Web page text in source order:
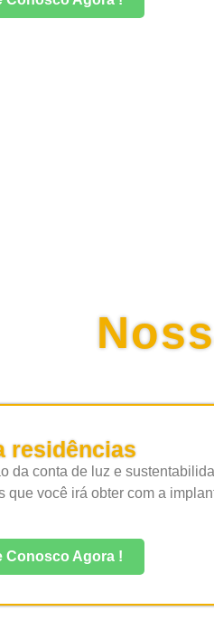
residências
da conta de luz e
que você irá obter com a
Conosco Agora !